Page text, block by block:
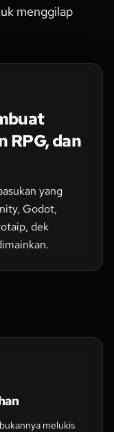
menggilap
RPG, dan
yang
Godot,
dek
melukis